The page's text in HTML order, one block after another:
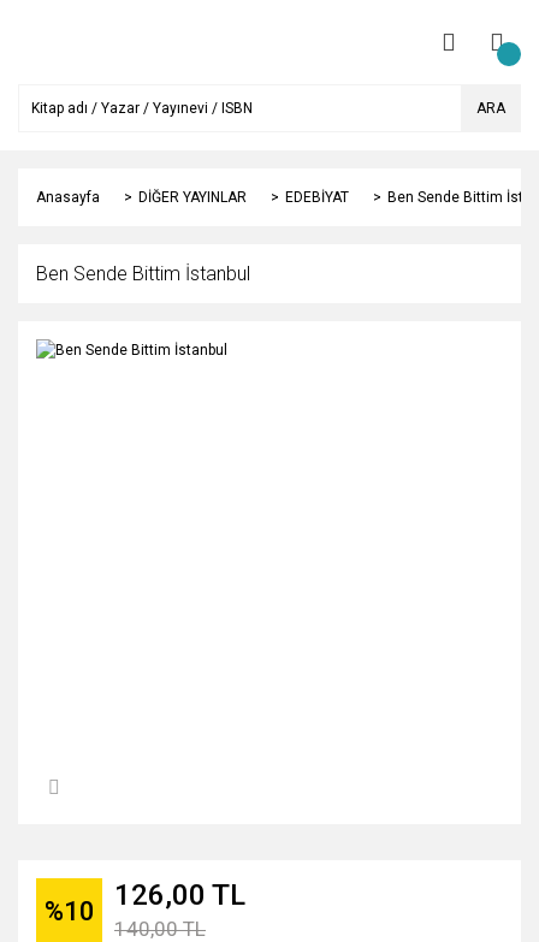
ARA
Anasayfa DİĞER YAYINLAR EDEBİYAT Ben Sende Bittim
Ben Sende Bittim İstanbul
%10 126,00 TL
140,00 TL